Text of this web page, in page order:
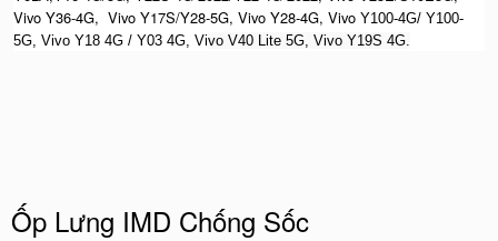
Vivo Y36-4G, Vivo Y17S/Y28-5G, Vivo Y28-4G, Vivo Y100-4G/ Y100-
5G, Vivo Y18 4G / Y03 4G, Vivo V40 Lite 5G, Vivo Y19S 4G.
Ốp Lưng IMD Chống Sốc